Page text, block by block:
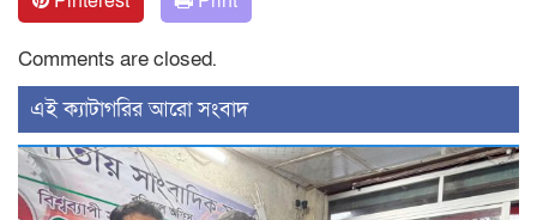
Comments are closed.
‍এই ক্যাটাগরির ‍আরো সংবাদ